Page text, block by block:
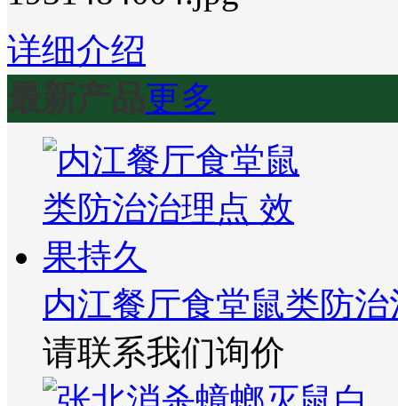
详细介绍
最新产品更多
内江餐厅食堂鼠类防
请联系我们询价